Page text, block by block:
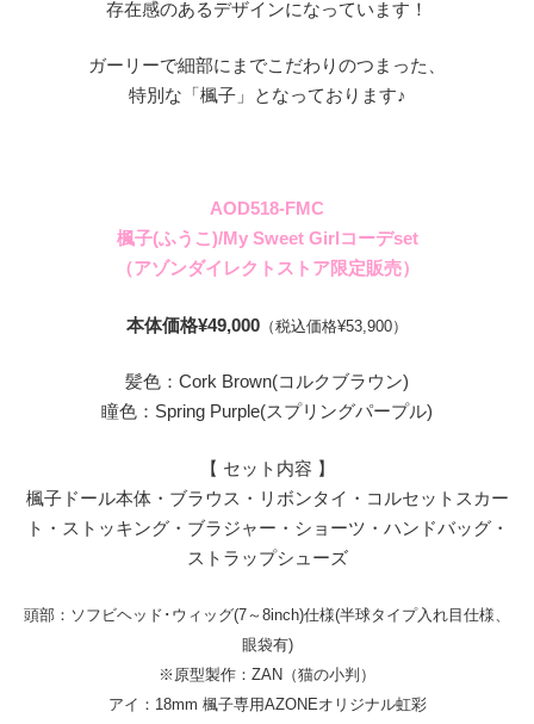
存在感のあるデザインになっています！
ガーリーで細部にまでこだわりのつまった、
特別な「楓子」となっております♪
AOD518-FMC
楓子(ふうこ)/My Sweet Girlコーデset
（アゾンダイレクトストア限定販売）
本体価格¥49,000 （税込価格¥53,900）
髪色：Cork Brown(コルクブラウン)
瞳色：Spring Purple(スプリングパープル)
【 セット内容 】
楓子ドール本体・ブラウス・リボンタイ・コルセットスカー
ト・ストッキング・ブラジャー・ショーツ・ハンドバッグ・
ストラップシューズ
頭部：ソフビヘッド･ウィッグ(7～8inch)仕様(半球タイプ入れ目仕様、
眼袋有)
※原型製作：ZAN（猫の小判）
アイ：18mm 楓子専用AZONEオリジナル虹彩